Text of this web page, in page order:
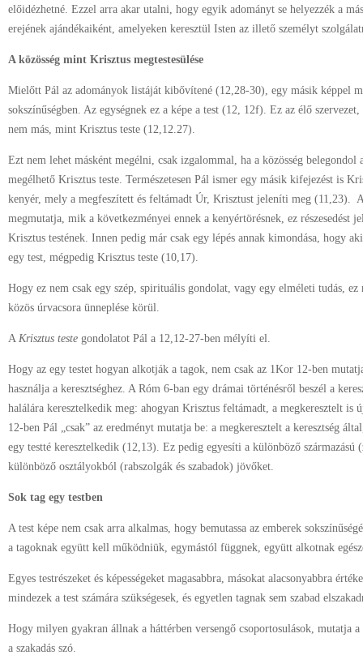
előidézhetné. Ezzel arra akar utalni, hogy egyik adományt se helyezzék a
erejének ajándékaiként, amelyeken keresztül Isten az illető személyt
A közösség mint Krisztus megtestesülése
Mielőtt Pál az adományok listáját kibővítené (12,28-30), egy másik képpel
sokszínűségben. Az egységnek ez a képe a test (12, 12f). Ez az élő
nem más, mint Krisztus teste (12,12.27).
Ezt nem lehet másként megélni, csak izgalommal, ha a közösség belegondol
megélhető Krisztus teste. Természetesen Pál ismer egy másik kifejezést is
kenyér, mely a megfeszített és feltámadt Úr, Krisztust jeleníti meg (11,23).
megmutatja, mik a következményei ennek a kenyértörésnek, ez részesedést
Krisztus testének. Innen pedig már csak egy lépés annak kimondása, hogy
egy test, mégpedig Krisztus teste (10,17).
Hogy ez nem csak egy szép, spirituális gondolat, vagy egy elméleti tudás, ez
közös úrvacsora ünneplése körül.
A Krisztus teste gondolatot Pál a 12,12-27-ben mélyíti el.
Hogy az egy testet hogyan alkotják a tagok, nem csak az 1Kor 12-ben
használja a keresztséghez. A Róm 6-ban egy drámai történésről beszél a
halálára keresztelkedik meg: ahogyan Krisztus feltámadt, a megkeresztelt
12-ben Pál „csak” az eredményt mutatja be: a megkeresztelt a keresztség
egy testté keresztelkedik (12,13). Ez pedig egyesíti a különböző származású
különböző osztályokból (rabszolgák és szabadok) jövőket.
Sok tag egy testben
A test képe nem csak arra alkalmas, hogy bemutassa az emberek
a tagoknak együtt kell működniük, egymástól függnek, együtt alkotnak
Egyes testrészeket és képességeket magasabbra, másokat alacsonyabbra
mindezek a test számára szükségesek, és egyetlen tagnak sem szabad
Hogy milyen gyakran állnak a háttérben versengő csoportosulások, mutatja
a szakadás szó.